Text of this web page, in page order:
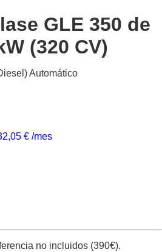
GLE 350 de
(320 CV)
Automático
€ /mes
no incluidos (390€).